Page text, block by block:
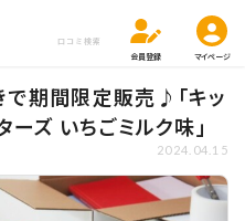
口コミ検索
会員登録
マイページ
で期間限定販売♪「キッ
ーズ いちごミルク味」
2024.04.15